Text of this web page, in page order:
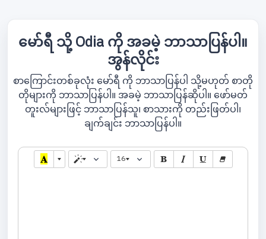
မော်ရီ သို့ Odia ကို အခမဲ့ ဘာသာပြန်ပါ။
အွန်လိုင်း
စာကြောင်းတစ်ခုလုံး မော်ရီ ကို ဘာသာပြန်ပါ သို့မဟုတ် စာတို
တိုများကို ဘာသာပြန်ပါ။ အခမဲ့ ဘာသာပြန်ဆိုပါ။ ဖော်မတ်
တူးလ်များဖြင့် ဘာသာပြန်သူ၊ စာသားကို တည်းဖြတ်ပါ၊
ချက်ချင်း ဘာသာပြန်ပါ။
16